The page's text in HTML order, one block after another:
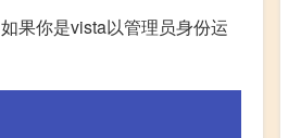
果你是vista以管理员身份运